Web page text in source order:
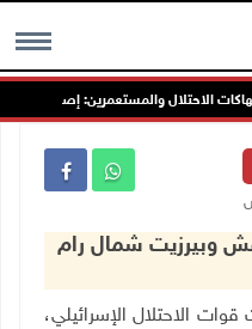
MENUالاحتلال والمستعمرين: إصابات
قش وبيرزيت شمال رام
الاحتلال الإسرائيلي،